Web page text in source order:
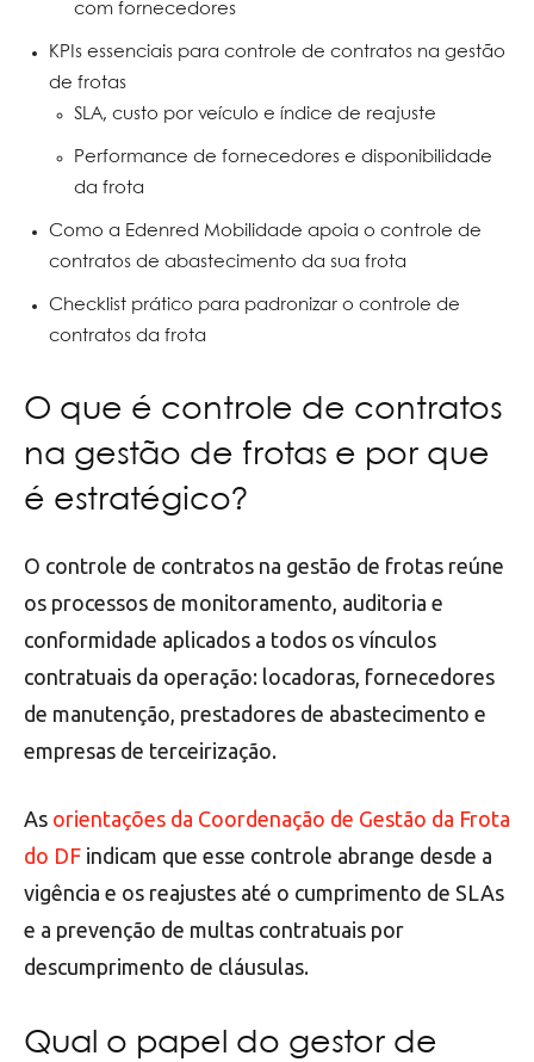
com fornecedores
KPIs essenciais para controle de contratos na gestão
de frotas
SLA, custo por veículo e índice de reajuste
Performance de fornecedores e disponibilidade
da frota
Como a Edenred Mobilidade apoia o controle de
contratos de abastecimento da sua frota
Checklist prático para padronizar o controle de
contratos da frota
O que é controle de contratos
na gestão de frotas e por que
é estratégico?
O controle de contratos na gestão de frotas reúne
os processos de monitoramento, auditoria e
conformidade aplicados a todos os vínculos
contratuais da operação: locadoras, fornecedores
de manutenção, prestadores de abastecimento e
empresas de terceirização.
As orientações da Coordenação de Gestão da Frota
do DF indicam que esse controle abrange desde a
vigência e os reajustes até o cumprimento de SLAs
e a prevenção de multas contratuais por
descumprimento de cláusulas.
Qual o papel do gestor de